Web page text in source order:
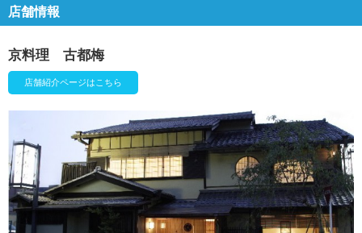
店舗情報
京料理 古都梅
店舗紹介ページはこちら